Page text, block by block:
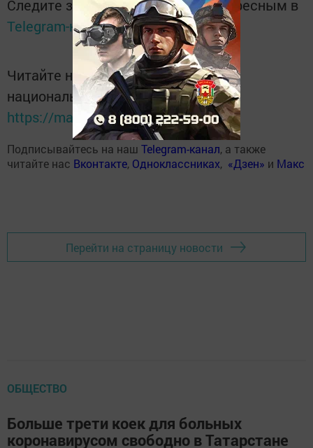
Следите за самым важным и интересным в
Telegram-каналеТатмедиа
Читайте новости Татарстана в
национальном мессенджере MАХ:
https://max.ru/tatmedia
Подписывайтесь на наш Telegram-канал, а также
читайте нас Вконтакте, Одноклассниках, «Дзен» и Макс
Перейти на страницу новости
ОБЩЕСТВО
Больше трети коек для больных
коронавирусом свободно в Татарстане